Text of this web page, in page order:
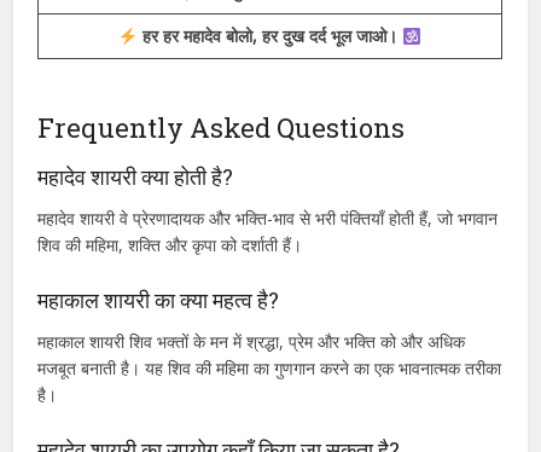
डमरू की गूंज से गूंजता है सारा जहान, जब महादेव करते हैं तांडव महान।
महाकाल की छाया में जो रहता है, वो कभी संकट में नहीं रहता।
हर हर महादेव बोलो, हर दुख दर्द भूल जाओ।
Frequently Asked Questions
महादेव शायरी क्या होती है?
महादेव शायरी वे प्रेरणादायक और भक्ति-भाव से भरी पंक्तियाँ होती हैं, जो भगवान